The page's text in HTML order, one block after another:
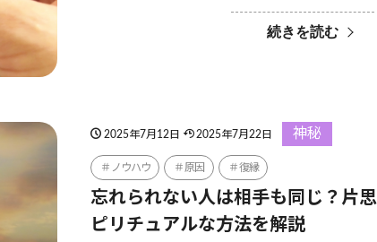
続きを読む
2025年7月12日 2025年7月22日 神秘
ノウハウ 原因 復縁
忘れられない人は相手も同じ？片
ピリチュアルな方法を解説